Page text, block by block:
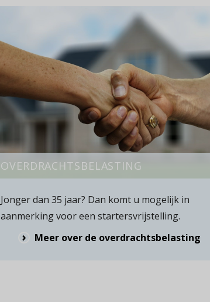
OVERDRACHTSBELASTING
Jonger dan 35 jaar? Dan komt u mogelijk in
aanmerking voor een startersvrijstelling.
Meer over de overdrachtsbelasting